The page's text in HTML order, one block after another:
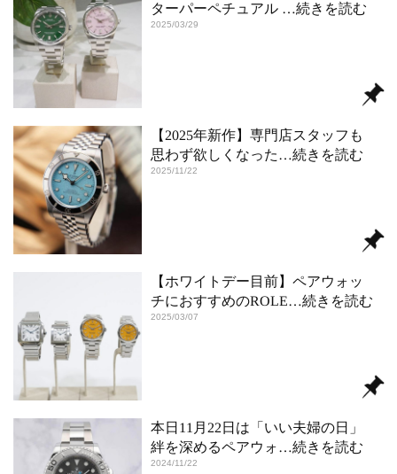
ターパーペチュアル …続きを読む
2025/03/29
【2025年新作】専門店スタッフも
思わず欲しくなった …続きを読む
2025/11/22
【ホワイトデー目前】ペアウォッ
チにおすすめのROLE…続きを読む
2025/03/07
本日11月22日は「いい夫婦の日」
絆を深めるペアウォ …続きを読む
2024/11/22